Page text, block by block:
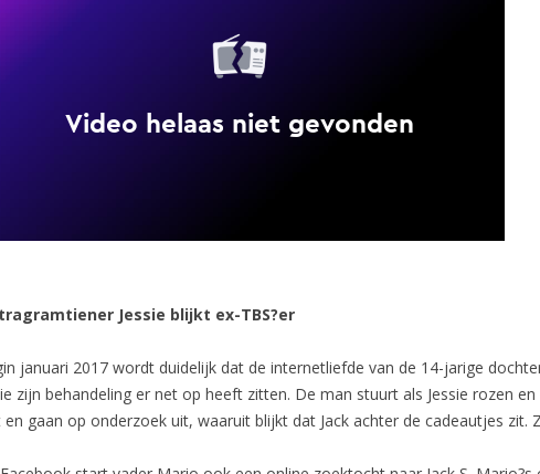
Jessie blijkt ex-TBS?er
januari 2017 wordt duidelijk dat de internetliefde van de 14-jarige
zijn behandeling er net op heeft zitten. De man stuurt als Jessie rozen
en gaan op onderzoek uit, waaruit blijkt dat Jack achter de cadeautjes zit.